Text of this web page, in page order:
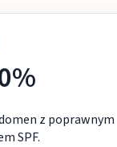
z poprawnym
SPF.